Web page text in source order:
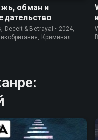
обман и
Deceit & Betrayal • 2024,
Криминал